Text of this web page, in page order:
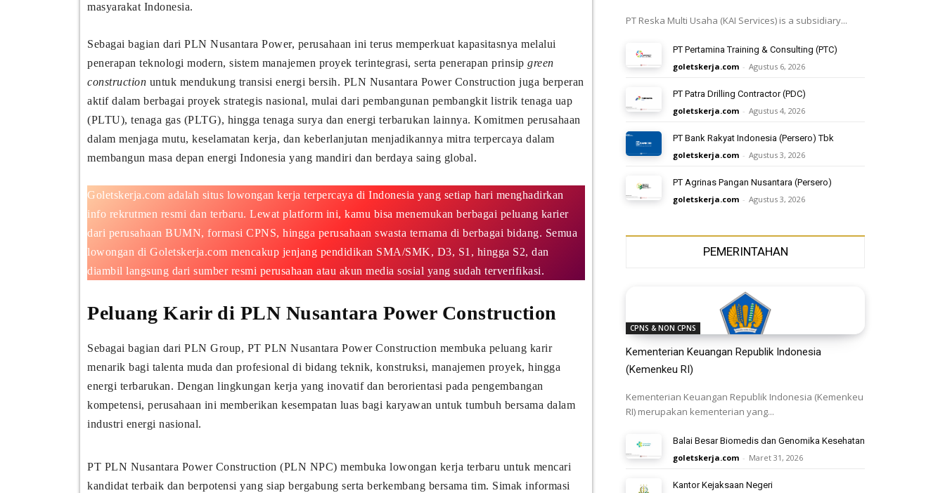
masyarakat Indonesia.
Sebagai bagian dari PLN Nusantara Power, perusahaan ini terus memperkuat kapasitasnya melalui
penerapan teknologi modern, sistem manajemen proyek terintegrasi, serta penerapan prinsip green
construction untuk mendukung transisi energi bersih. PLN Nusantara Power Construction juga berperan
aktif dalam berbagai proyek strategis nasional, mulai dari pembangunan pembangkit listrik tenaga uap
(PLTU), tenaga gas (PLTG), hingga tenaga surya dan energi terbarukan lainnya. Komitmen perusahaan
dalam menjaga mutu, keselamatan kerja, dan keberlanjutan menjadikannya mitra terpercaya dalam
membangun masa depan energi Indonesia yang mandiri dan berdaya saing global.
Goletskerja.com adalah situs lowongan kerja terpercaya di Indonesia yang setiap hari menghadirkan
info rekrutmen resmi dan terbaru. Lewat platform ini, kamu bisa menemukan berbagai peluang karier
dari perusahaan BUMN, formasi CPNS, hingga perusahaan swasta ternama di berbagai bidang. Semua
lowongan di Goletskerja.com mencakup jenjang pendidikan SMA/SMK, D3, S1, hingga S2, dan
diambil langsung dari sumber resmi perusahaan atau akun media sosial yang sudah terverifikasi.
Peluang Karir di PLN Nusantara Power Construction
Sebagai bagian dari PLN Group, PT PLN Nusantara Power Construction membuka peluang karir
menarik bagi talenta muda dan profesional di bidang teknik, konstruksi, manajemen proyek, hingga
energi terbarukan. Dengan lingkungan kerja yang inovatif dan berorientasi pada pengembangan
kompetensi, perusahaan ini memberikan kesempatan luas bagi karyawan untuk tumbuh bersama dalam
industri energi nasional.
PT PLN Nusantara Power Construction (PLN NPC) membuka lowongan kerja terbaru untuk mencari
kandidat terbaik dan berpotensi yang siap bergabung serta berkembang bersama tim. Simak informasi
PT Reska Multi Usaha (KAI Services) is a subsidiary...
PT Pertamina Training & Consulting (PTC)
goletskerja.com - Agustus 6, 2026
PT Patra Drilling Contractor (PDC)
goletskerja.com - Agustus 4, 2026
PT Bank Rakyat Indonesia (Persero) Tbk
goletskerja.com - Agustus 3, 2026
PT Agrinas Pangan Nusantara (Persero)
goletskerja.com - Agustus 3, 2026
PEMERINTAHAN
CPNS & NON CPNS
Kementerian Keuangan Republik Indonesia
(Kemenkeu RI)
Kementerian Keuangan Republik Indonesia (Kemenkeu
RI) merupakan kementerian yang...
Balai Besar Biomedis dan Genomika Kesehatan
goletskerja.com - Maret 31, 2026
Kantor Kejaksaan Negeri